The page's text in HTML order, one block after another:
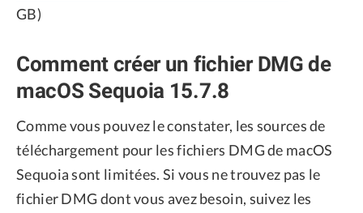
GB)
Comment créer un fichier DMG de
macOS Sequoia 15.7.8
Comme vous pouvez le constater, les sources de
téléchargement pour les fichiers DMG de macOS
Sequoia sont limitées. Si vous ne trouvez pas le
fichier DMG dont vous avez besoin, suivez les